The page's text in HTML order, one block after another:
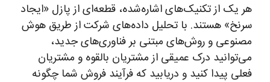
هر یک از تکنیک‌های اشاره‌شده، قطعه‌ای از پازل «ایجاد
سرنخ» هستند. با تحلیل داده‌های شرکت‌ از طریق هوش
مصنوعی و روش‌های مبتنی بر فناوری‌های جدید،
می‌توانید درک عمیقی از مشتریان بالقوه و مشتریان
فعلی پیدا کنید و دریابید که فرآیند فروش شما چگونه